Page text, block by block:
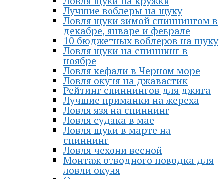
Лучшие воблеры на щуку
Ловля щуки зимой спиннингом в
декабре, январе и феврале
10 бюджетных воблеров на щуку
Ловля щуки на спиннинг в
ноябре
Ловля кефали в Черном море
Ловля окуня на джавастик
Рейтинг спиннингов для джига
Лучшие приманки на жереха
Ловля язя на спиннинг
Ловля судака в мае
Ловля щуки в марте на
спиннинг
Ловля чехони весной
Монтаж отводного поводка для
ловли окуня